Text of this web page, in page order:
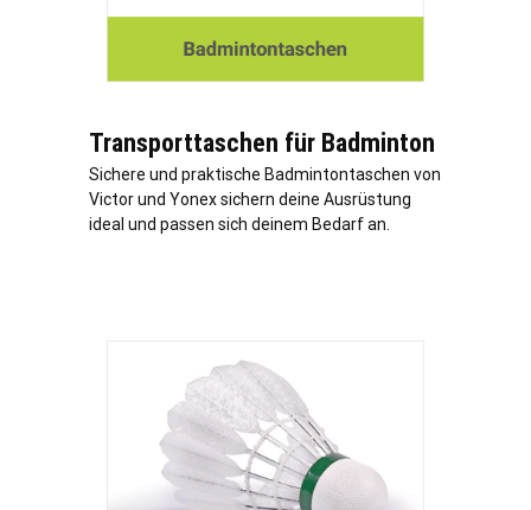
Transporttaschen für Badminton
Sichere und praktische Badmintontaschen von
Victor und Yonex sichern deine Ausrüstung
ideal und passen sich deinem Bedarf an.